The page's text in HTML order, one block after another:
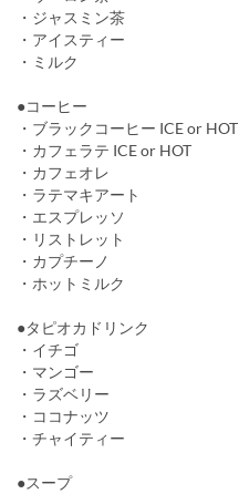
・ジャスミン茶
・アイスティー
・ミルク
●コーヒー
・ブラックコーヒー ICE or HOT
・カフェラテ ICE or HOT
・カフェオレ
・ラテマキアート
・エスプレッソ
・リストレット
・カプチーノ
・ホットミルク
●タピオカドリンク
・イチゴ
・マンゴー
・ラズベリー
・ココナッツ
・チャイティー
●スープ